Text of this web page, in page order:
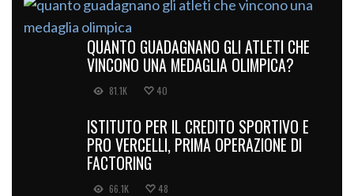
QUANTO GUADAGNANO GLI ATLETI CHE
VINCONO UNA MEDAGLIA OLIMPICA?
81.1K 40
ISTITUTO PER IL CREDITO SPORTIVO E
PRO VERCELLI, PRIMA OPERAZIONE DI
FACTORING
66.1K 48